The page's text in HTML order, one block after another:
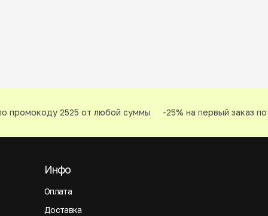
промокоду 2525 от любой суммы -25% на первый заказ
Оплата
Инфо
Доставка